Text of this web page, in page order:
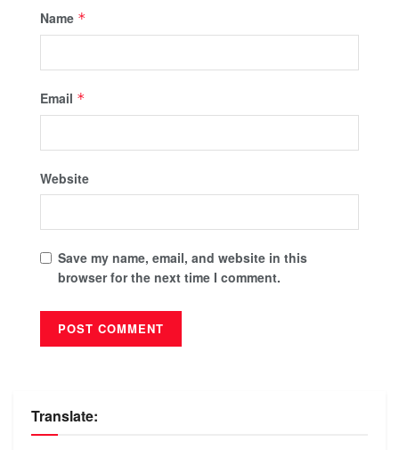
Name *
Email *
Website
Save my name, email, and website in this
browser for the next time I comment.
Translate: